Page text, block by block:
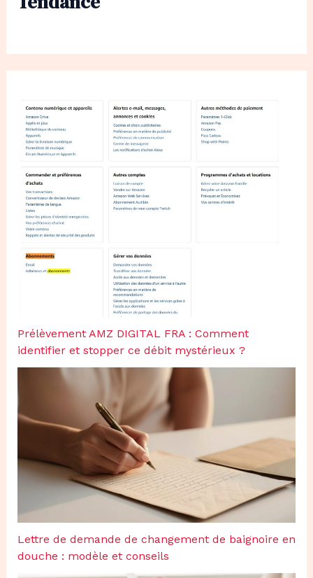
Prélèvement AMZ DIGITAL FRA : Comment
identifier et stopper ce débit mystérieux ?
Lettre de demande de changement de baignoire en
douche : modèle et conseils